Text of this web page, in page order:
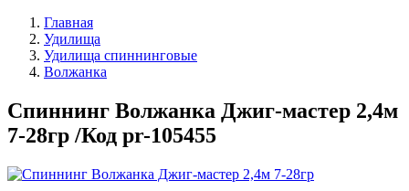
Главная
Удилища
Удилища спиннинговые
Волжанка
Спиннинг Волжанка Джиг-мастер 2,4м
7-28гр /Код pr-105455